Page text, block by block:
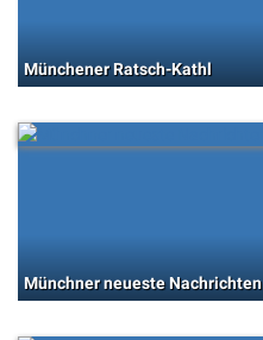
Münchener Ratsch-Kathl
Münchner neueste Nachrichten